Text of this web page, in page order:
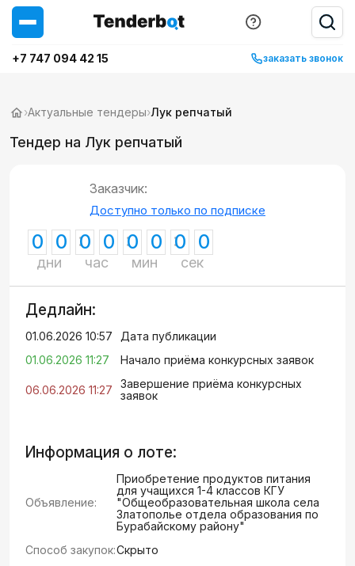
+7 747 094 42 15 заказать звонок
›Актуальные тендеры›Лук репчатый
Тендер на Лук репчатый
Заказчик:
Доступно только по подписке
0 0
дни
0 0
час
0 0
мин
0 0
сек
Дедлайн:
01.06.2026 10:57
Дата публикации
01.06.2026 11:27
Начало приёма конкурсных заявок
06.06.2026 11:27
Завершение приёма конкурсных
заявок
Информация о лоте:
Объявление:
Приобретение продуктов питания
для учащихся 1-4 классов КГУ
"Общеобразовательная школа села
Златополье отдела образования по
Бурабайскому району"
Способ закупок:Скрыто